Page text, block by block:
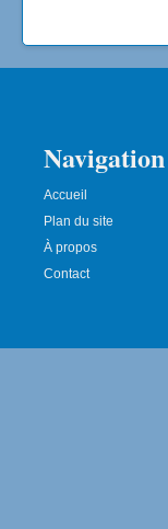
Navigation
Accueil
Plan du site
À propos
Contact